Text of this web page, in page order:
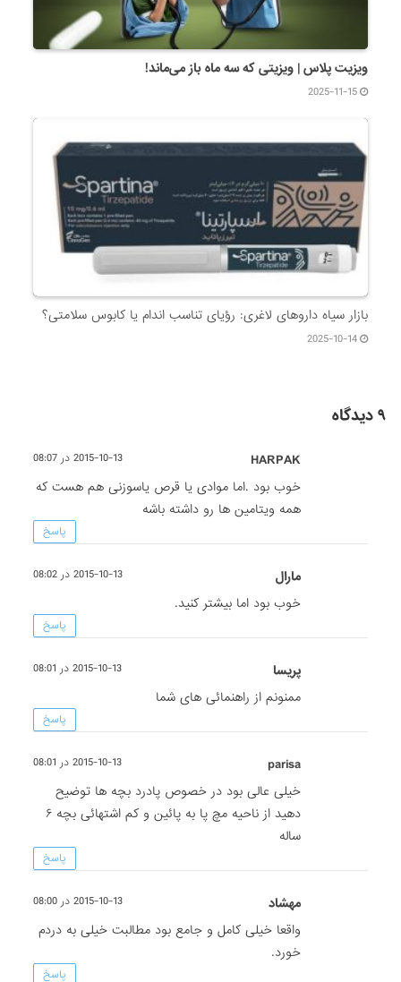
ویزیت پلاس | ویزیتی که سه ماه باز می‌ماند!
2025-11-15
بازار سیاه داروهای لاغری: رؤیای تناسب اندام یا کابوس سلامتی؟
2025-10-14
۹ دیدگاه
HARPAK 2015-10-13 در 08:07
خوب بود .اما موادی یا قرص یاسوزنی هم هست که
همه ویتامین ها رو داشته باشه
پاسخ
مارال 2015-10-13 در 08:02
خوب بود اما بیشتر کنید.
پاسخ
پریسا 2015-10-13 در 08:01
ممنونم از راهنمائی های شما
پاسخ
parisa 2015-10-13 در 08:01
خیلی عالی بود در خصوص پادرد بچه ها توضیح
دهید از ناحیه مچ پا به پائین و کم اشتهائی بچه ۶
ساله
پاسخ
مهشاد 2015-10-13 در 08:00
واقعا خیلی کامل و جامع بود مطالبت خیلی به دردم
خورد.
پاسخ